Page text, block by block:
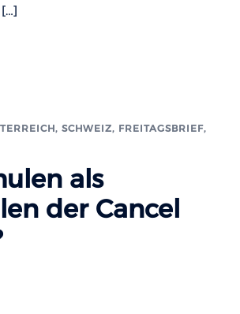
SCHWEIZ, FREITAGSBRIEF,
als
der Cancel